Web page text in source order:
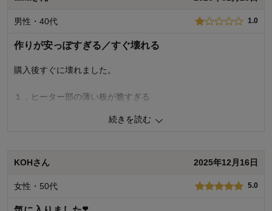
男性・40代 1.0
作りが安っぽすぎる／すぐ壊れる
購入後すぐに壊れました。
１．ヒーター部の薄い板が脆すぎる
た。
ました。
続きを読む
KOHさん 2025年12月16日
女性・50代 5.0